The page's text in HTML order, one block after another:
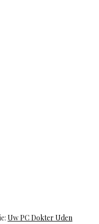
Uw PC Dokter Uden